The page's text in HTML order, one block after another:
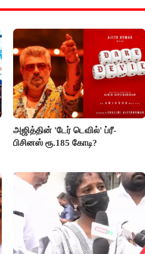
அஜித்தின் 'டேர் டெவில்' ப்ரீ-
பிசினஸ் ரூ.185 கோடி?